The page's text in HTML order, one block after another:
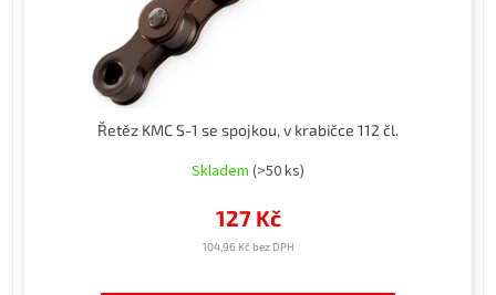
Řetěz KMC S-1 se spojkou, v krabičce 112 čl.
Skladem (>50 ks)
104,96 Kč bez DPH
127 Kč